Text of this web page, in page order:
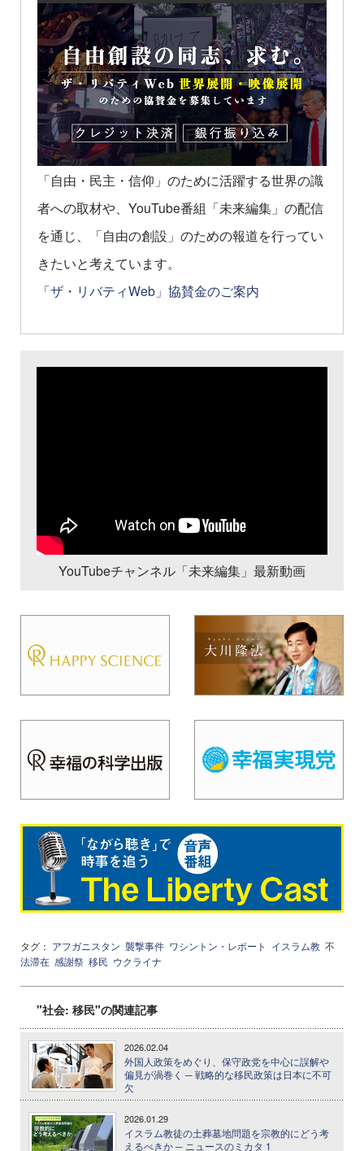
「自由・民主・信仰」のために活躍する世界の識
者への取材や、YouTube番組「未来編集」の配信
を通じ、「自由の創設」のための報道を行ってい
きたいと考えています。
「ザ・リバティWeb」協賛金のご案内
YouTubeチャンネル「未来編集」最新動画
タグ： アフガニスタン 襲撃事件 ワシントン・レポート イスラム教 不
法滞在 感謝祭 移民 ウクライナ
"社会: 移民"の関連記事
2026.02.04
外国人政策をめぐり、保守政党を中心に誤解や
偏見が渦巻く ─ 戦略的な移民政策は日本に不可
欠
2026.01.29
イスラム教徒の土葬墓地問題を宗教的にどう考
えるべきか ─ ニュースのミカタ 1